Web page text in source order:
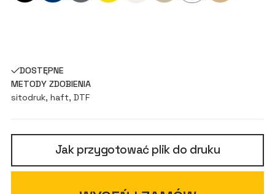
DOSTĘPNE
METODY ZDOBIENIA
sitodruk, haft, DTF
Jak przygotować plik do druku